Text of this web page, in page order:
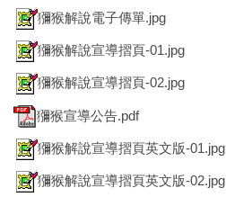
獼猴解說電子傳單.jpg
獼猴解說宣導摺頁-01.jpg
獼猴解說宣導摺頁-02.jpg
獼猴宣導公告.pdf
獼猴解說宣導摺頁英文版-01.jpg
獼猴解說宣導摺頁英文版-02.jpg